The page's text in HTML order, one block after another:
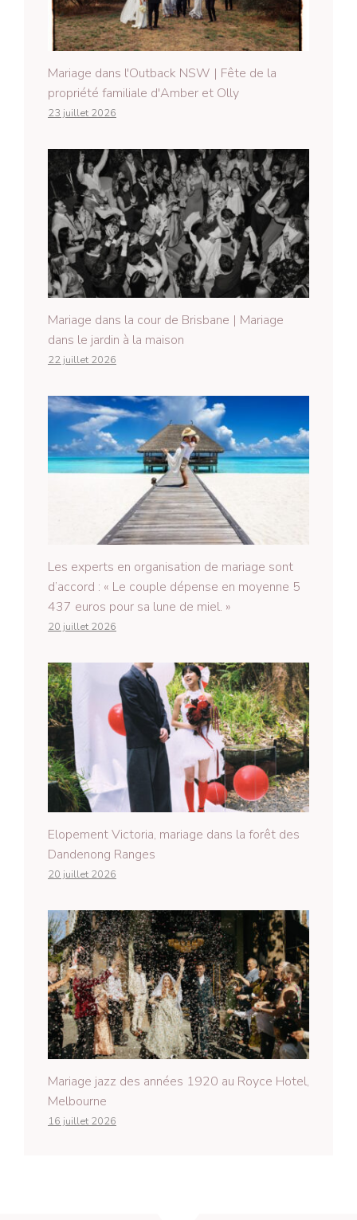
Mariage dans l'Outback NSW | Fête de la
propriété familiale d'Amber et Olly
23 juillet 2026
Mariage dans la cour de Brisbane | Mariage
dans le jardin à la maison
22 juillet 2026
Les experts en organisation de mariage sont
d’accord : « Le couple dépense en moyenne 5
437 euros pour sa lune de miel. »
20 juillet 2026
Elopement Victoria, mariage dans la forêt des
Dandenong Ranges
20 juillet 2026
Mariage jazz des années 1920 au Royce Hotel,
Melbourne
16 juillet 2026